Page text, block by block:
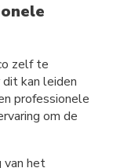
zelf te
kan leiden
professionele
om de
van het